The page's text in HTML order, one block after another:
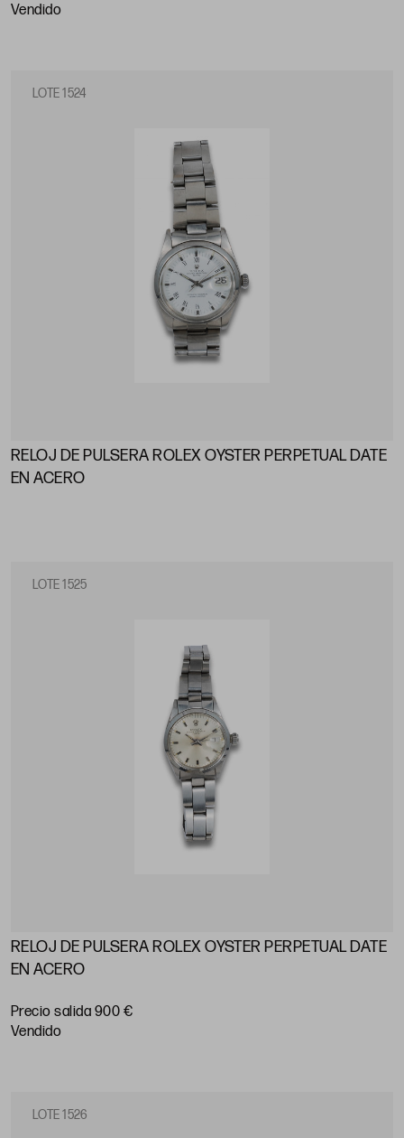
vendido
LOTE 1524
RELOJ DE PULSERA ROLEX OYSTER PERPETUAL DATE
EN ACERO
LOTE 1525
RELOJ DE PULSERA ROLEX OYSTER PERPETUAL DATE
EN ACERO
Precio salida 900 €
vendido
LOTE 1526